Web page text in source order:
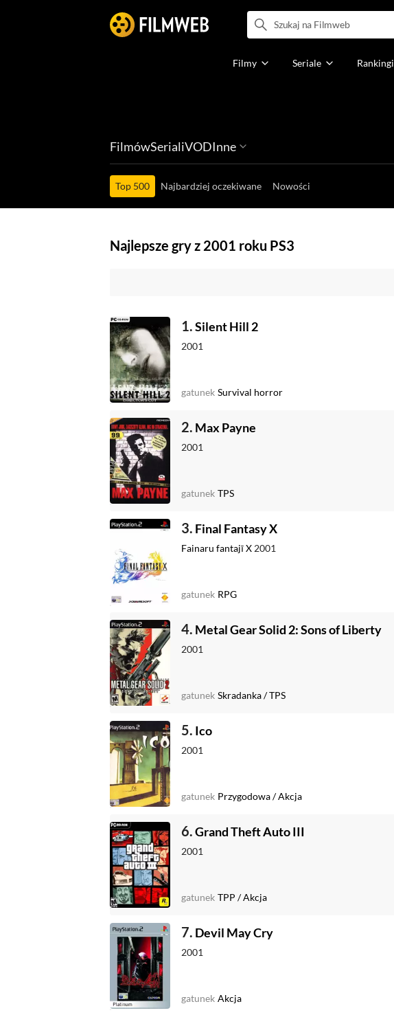
Filmy Seriale Rankingi
Filmów Seriali VOD Inne
Top 500 Najbardziej oczekiwane Nowości
Najlepsze gry z 2001 roku PS3
1.Silent Hill 2
2001
gatunek Survival horror
2. Max Payne
2001
gatunek TPS
3. Final Fantasy X
Fainaru fantajī X 2001
gatunek RPG
4. Metal Gear Solid 2: Sons of Liberty
2001
gatunek Skradanka/TPS
5. Ico
2001
gatunek Przygodowa/Akcja
6.Grand Theft Auto III
2001
gatunek TPP /Akcja
7. Devil May Cry
2001
gatunek Akcja